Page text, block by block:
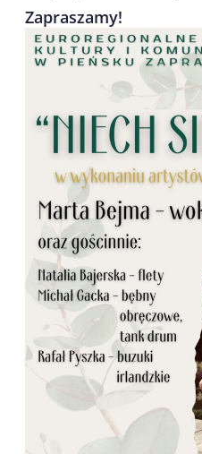
Zapraszamy!